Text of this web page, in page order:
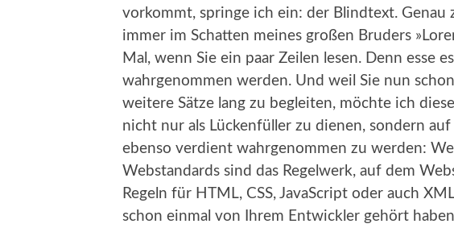
vorkommt, springe ich ein: der Blindtext. Genau
immer im Schatten meines großen Bruders
Mal, wenn Sie ein paar Zeilen lesen. Denn esse
wahrgenommen werden. Und weil Sie nun
weitere Sätze lang zu begleiten, möchte ich
nicht nur als Lückenfüller zu dienen, sondern
ebenso verdient wahrgenommen zu werden:
Webstandards sind das Regelwerk, auf dem
Regeln für HTML, CSS, JavaScript oder auch
schon einmal von Ihrem Entwickler gehört